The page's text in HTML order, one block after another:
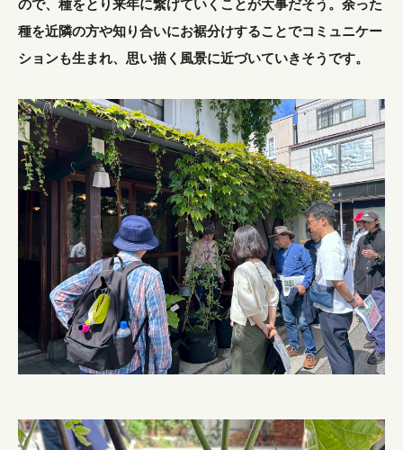
ので、種をとり来年に繋げていくことが大事だそう。余った
種を近隣の方や知り合いにお裾分けすることでコミュニケー
ションも生まれ、思い描く風景に近づいていきそうです。